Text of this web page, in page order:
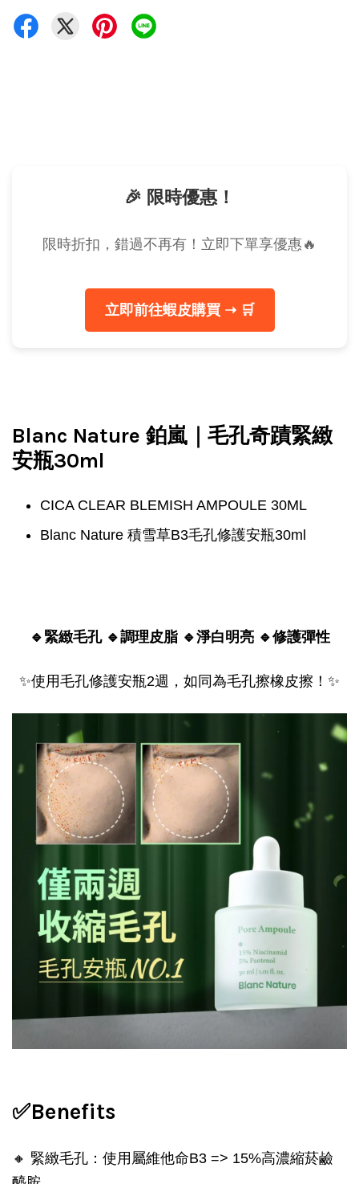
🎉 限時優惠！
限時折扣，錯過不再有！立即下單享優惠🔥
立即前往蝦皮購買 ➝ 🛒
Blanc Nature 鉑嵐｜毛孔奇蹟緊緻
安瓶30ml
CICA CLEAR BLEMISH AMPOULE 30ML
Blanc Nature 積雪草B3毛孔修護安瓶30ml
🔹緊緻毛孔 🔹調理皮脂 🔹淨白明亮 🔹修護彈性
✨使用毛孔修護安瓶2週，如同為毛孔擦橡皮擦！✨
✅Benefits
🔸 緊緻毛孔：使用屬維他命B3 => 15%高濃縮菸鹼